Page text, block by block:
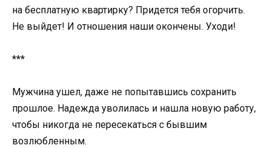
на бесплатную квартирку? Придется тебя огорчить.
Не выйдет! И отношения наши окончены. Уходи!
***
Мужчина ушел, даже не попытавшись сохранить
прошлое. Надежда уволилась и нашла новую работу,
чтобы никогда не пересекаться с бывшим
возлюбленным.